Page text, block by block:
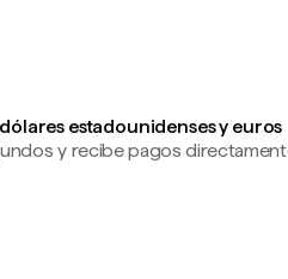
estadounidenses y euros
y recibe pagos